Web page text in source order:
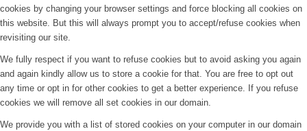
cookies by changing your browser settings and force blocking all cookies on
this website. But this will always prompt you to accept/refuse cookies when
revisiting our site.
We fully respect if you want to refuse cookies but to avoid asking you again
and again kindly allow us to store a cookie for that. You are free to opt out
any time or opt in for other cookies to get a better experience. If you refuse
cookies we will remove all set cookies in our domain.
We provide you with a list of stored cookies on your computer in our domain